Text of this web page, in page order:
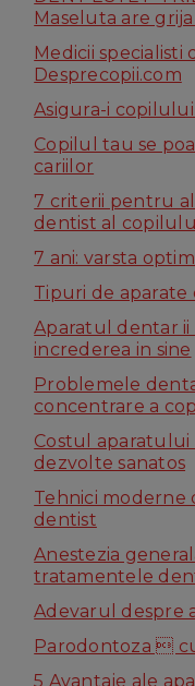
Maseluta are
Medicii specialisti
Desprecopii.com
Asigura-i
Copilul tau se
cariilor
7 criterii pentru
dentist al
7 ani: varsta
Tipuri de
Aparatul dentar
increderea in sine
Problemele
concentrare a
Costul aparatului
dezvolte sanatos
Tehnici moderne
dentist
Anestezia
tratamentele
Adevarul despre
Parodontoza 
5 Avantaje ale